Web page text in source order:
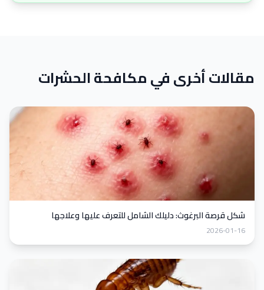
مقالات أخرى في مكافحة الحشرات
شكل قرصة البرغوث: دليلك الشامل للتعرف عليها وعلاجها
2026-01-16